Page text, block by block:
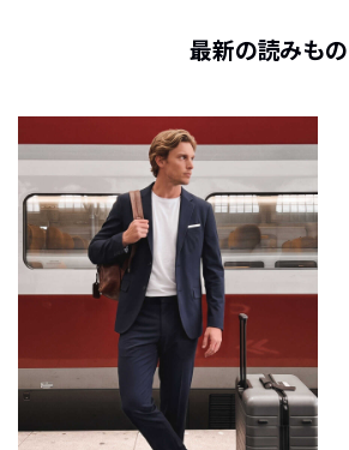
最新の読みもの